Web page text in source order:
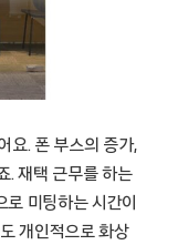
요. 폰 부스의 증가,
. 재택 근무를 하는
미팅하는 시간이
개인적으로 화상